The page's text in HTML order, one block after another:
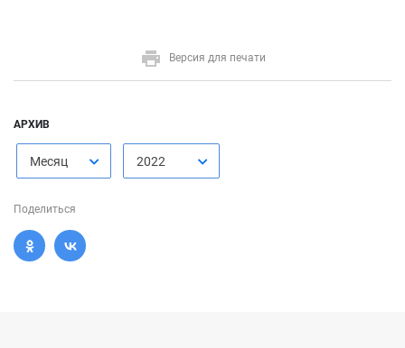
Версия для печати
АРХИВ
Месяц 2022
Поделиться